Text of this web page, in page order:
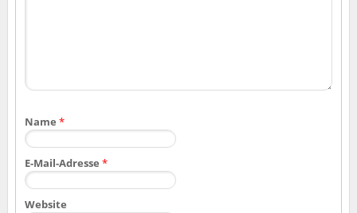
Name *
E-Mail-Adresse *
Website